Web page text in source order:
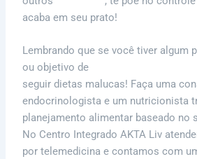
acaba em seu prato!
Lembrando que se você tiver algum
ou objetivo de
seguir dietas malucas! Faça uma
endocrinologista e um nutricionista
planejamento alimentar baseado no
No Centro Integrado AKTA Liv
por telemedicina e contamos com